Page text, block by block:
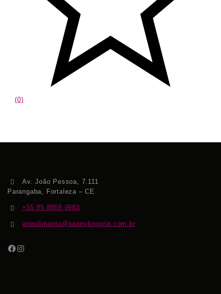
(0)
Av. João Pessoa, 7.111
Parangaba, Fortaleza – CE
+55 85 8868.9983
atendimento@sannylingerie.com.br